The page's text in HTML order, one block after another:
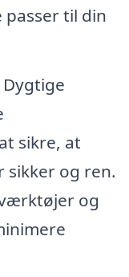
passer til din
Dygtige
sikre, at
sikker og ren.
og